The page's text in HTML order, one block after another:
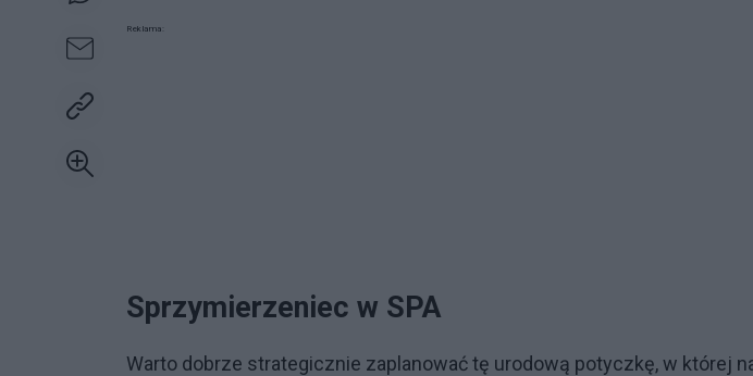
Reklama:
Sprzymierzeniec w SPA
Warto dobrze strategicznie zaplanować tę urodową potyczkę, w której